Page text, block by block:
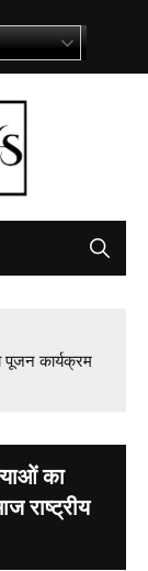
पूजन कार्यक्रम
का
राष्ट्रीय